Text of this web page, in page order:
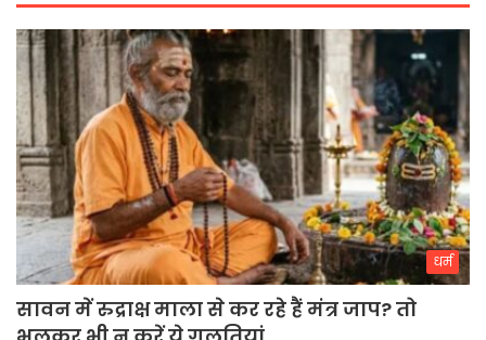
धर्म
सावन में रुद्राक्ष माला से कर रहे हैं मंत्र जाप? तो